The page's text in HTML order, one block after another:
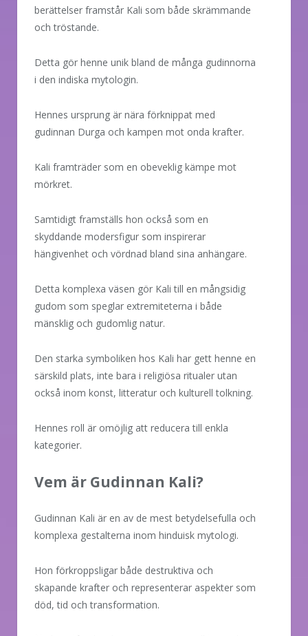
berättelser framstår Kali som både skrämmande
och tröstande.
Detta gör henne unik bland de många gudinnorna
i den indiska mytologin.
Hennes ursprung är nära förknippat med
gudinnan Durga och kampen mot onda krafter.
Kali framträder som en obeveklig kämpe mot
mörkret.
Samtidigt framställs hon också som en
skyddande modersfigur som inspirerar
hängivenhet och vördnad bland sina anhängare.
Detta komplexa väsen gör Kali till en mångsidig
gudom som speglar extremiteterna i både
mänsklig och gudomlig natur.
Den starka symboliken hos Kali har gett henne en
särskild plats, inte bara i religiösa ritualer utan
också inom konst, litteratur och kulturell tolkning.
Hennes roll är omöjlig att reducera till enkla
kategorier.
Vem är Gudinnan Kali?
Gudinnan Kali är en av de mest betydelsefulla och
komplexa gestalterna inom hinduisk mytologi.
Hon förkroppsligar både destruktiva och
skapande krafter och representerar aspekter som
död, tid och transformation.